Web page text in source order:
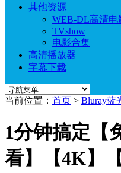
其他资源
WEB-DL高清电
TVshow
电影合集
高清播放器
字幕下载
当前位置： 首页 > Bluray蓝
1分钟搞定【
看】【4K】